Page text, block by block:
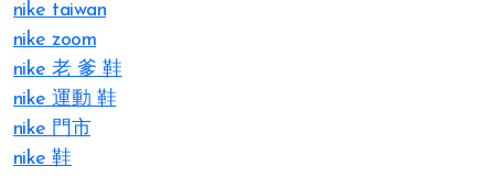
nike taiwan
nike zoom
nike 老 爹 鞋
nike 運動 鞋
nike 門市
nike 鞋